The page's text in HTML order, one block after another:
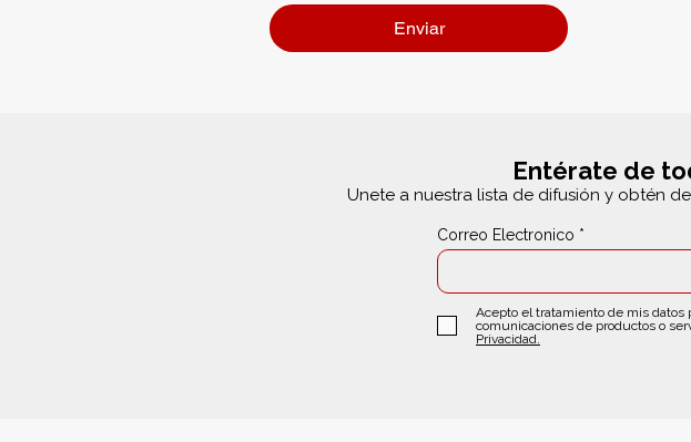
Enviar
Entérate de
Unete a nuestra lista de difusión y obtén
Correo Electronico
Acepto el tratamiento de mis datos
comunicaciones de productos o
Privacidad.